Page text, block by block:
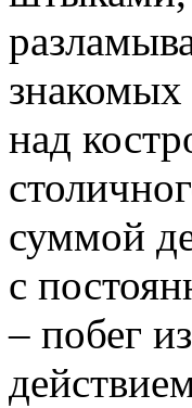
над
суммой
с
– побег